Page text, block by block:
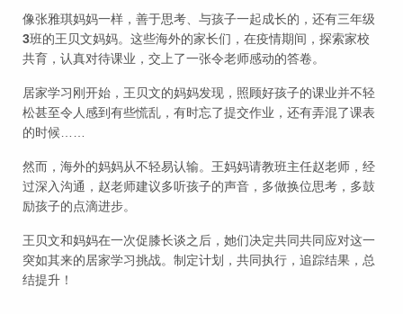
像张雅琪妈妈一样，善于思考、与孩子一起成长的，还有三年级
3班的王贝文妈妈。这些海外的家长们，在疫情期间，探索家校
共育，认真对待课业，交上了一张令老师感动的答卷。
居家学习刚开始，王贝文的妈妈发现，照顾好孩子的课业并不轻
松甚至令人感到有些慌乱，有时忘了提交作业，还有弄混了课表
的时候……
然而，海外的妈妈从不轻易认输。王妈妈请教班主任赵老师，经
过深入沟通，赵老师建议多听孩子的声音，多做换位思考，多鼓
励孩子的点滴进步。
王贝文和妈妈在一次促膝长谈之后，她们决定共同共同应对这一
突如其来的居家学习挑战。制定计划，共同执行，追踪结果，总
结提升！